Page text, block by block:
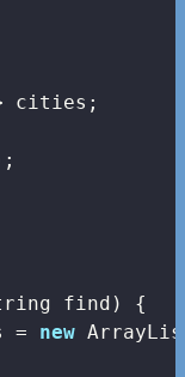
cities;
find)
{
=
new